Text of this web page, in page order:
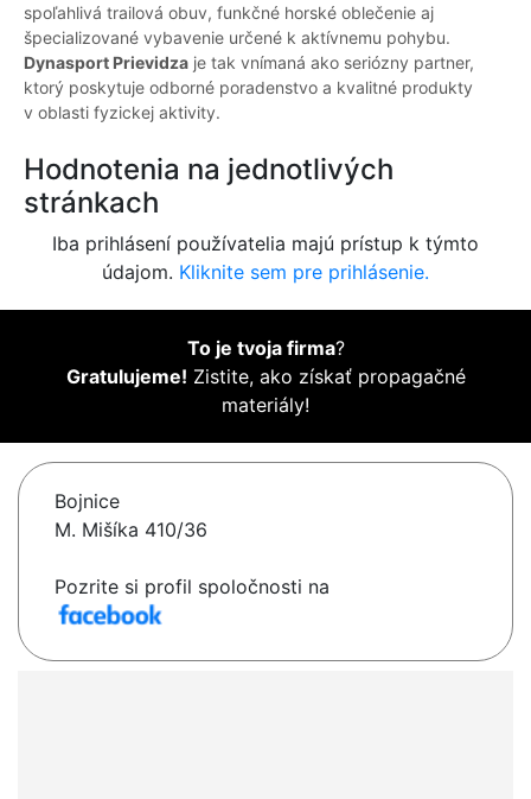
spoľahlivá trailová obuv, funkčné horské oblečenie aj
špecializované vybavenie určené k aktívnemu pohybu.
Dynasport Prievidza je tak vnímaná ako seriózny partner,
ktorý poskytuje odborné poradenstvo a kvalitné produkty
v oblasti fyzickej aktivity.
Hodnotenia na jednotlivých
stránkach
Iba prihlásení používatelia majú prístup k týmto
údajom. Kliknite sem pre prihlásenie.
To je tvoja firma?
Gratulujeme! Zistite, ako získať propagačné
materiály!
Bojnice
M. Mišíka 410/36
Pozrite si profil spoločnosti na